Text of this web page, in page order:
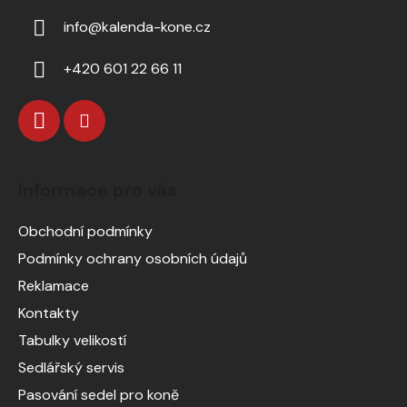
info@kalenda-kone.cz
+420 601 22 66 11
Obchodní podmínky
Podmínky ochrany osobních údajů
Reklamace
Kontakty
Tabulky velikostí
Sedlářský servis
Pasování sedel pro koně